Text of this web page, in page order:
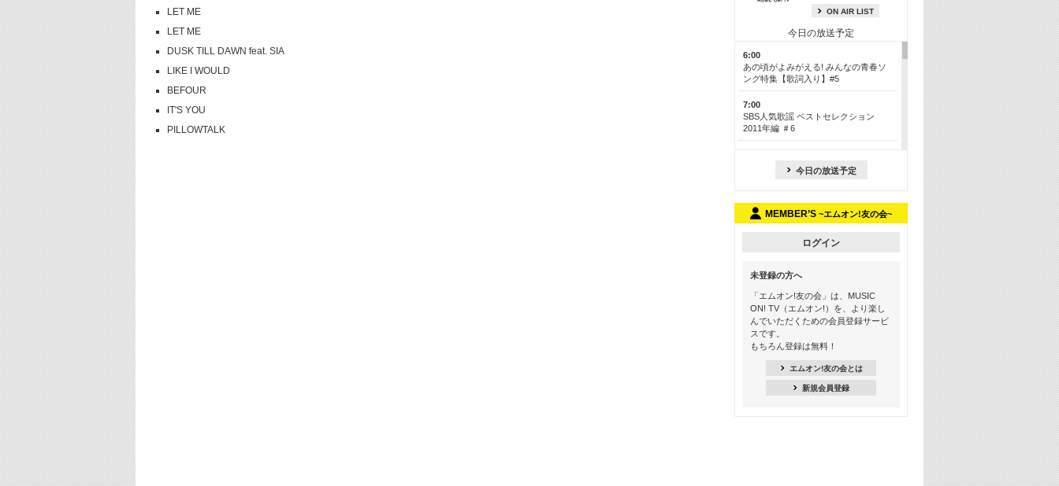
LET ME
LET ME
DUSK TILL DAWN feat. SIA
LIKE I WOULD
BEFOUR
IT'S YOU
PILLOWTALK
ON AIR LIST
今日の放送予定
6:00
あの頃がよみがえる! みんなの青春ソ
ング特集【歌詞入り】#5
7:00
SBS人気歌謡 ベストセレクション
2011年編 ＃6
今も昔も愛される鉄板カラオケメドレ
ー【歌詞入り】 一挙5時間！
13:30
Apple Music カウントダウン 20
16:30
あのころK-POPヒッツ! 2018→2021年
18:30
M-ON! Countdown K
今日の放送予定
MEMBER’S ~エムオン!友の会~
ログイン
未登録の方へ
「エムオン!友の会」は、MUSIC
ON! TV（エムオン!）を、より楽し
んでいただくための会員登録サービ
スです。
もちろん登録は無料！
エムオン!友の会とは
新規会員登録